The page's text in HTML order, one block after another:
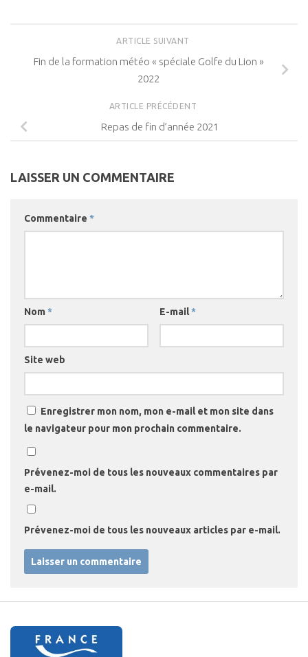
ARTICLE SUIVANT
Fin de la formation météo « spéciale Golfe du Lion »
2022
ARTICLE PRÉCÉDENT
Repas de fin d’année 2021
LAISSER UN COMMENTAIRE
Commentaire *
Nom * E-mail*
Site web
Enregistrer mon nom, mon e-mail et mon site dans
le navigateur pour mon prochain commentaire.
Prévenez-moi de tous les nouveaux commentaires par
e-mail.
Prévenez-moi de tous les nouveaux articles par e-mail.